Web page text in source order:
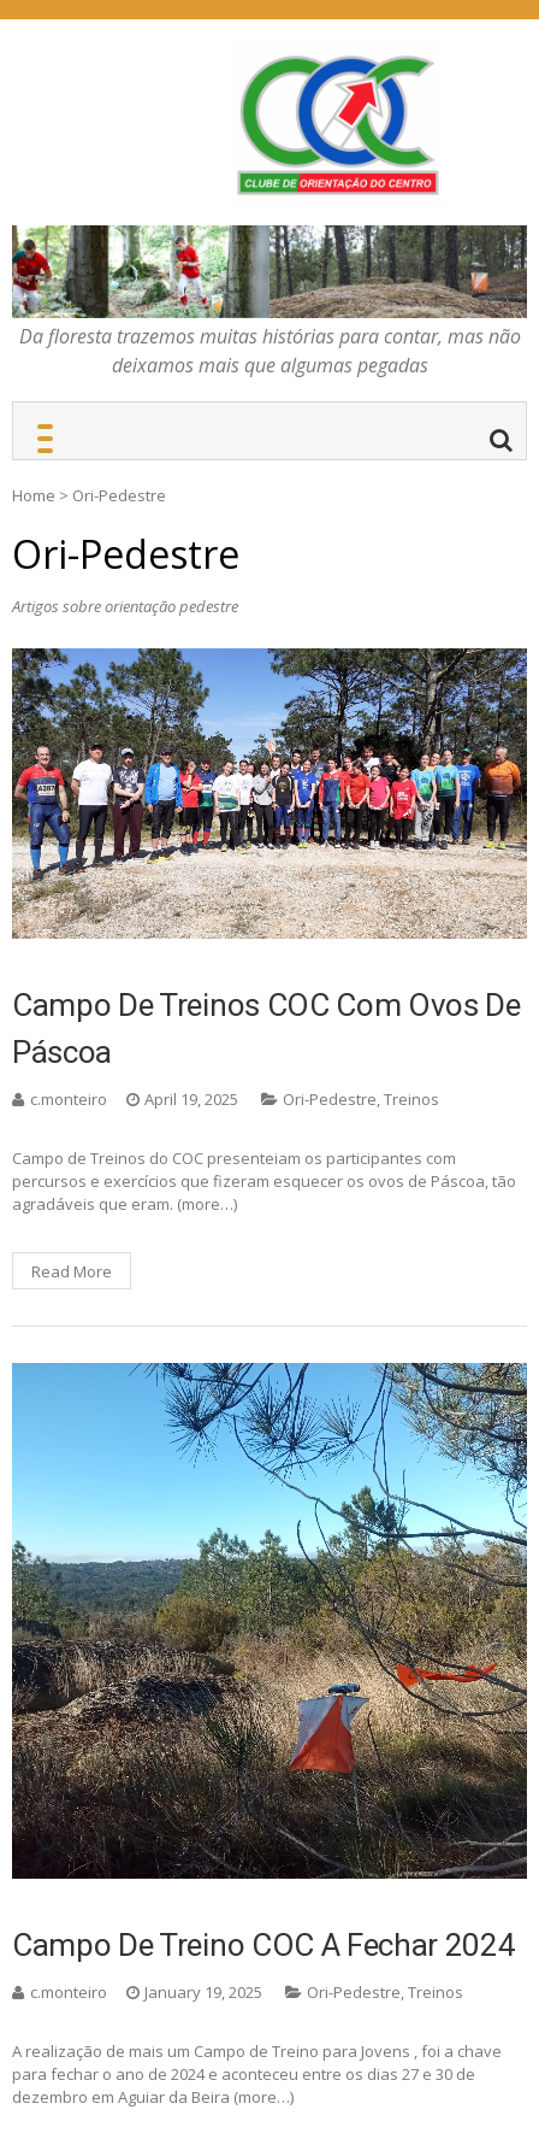
COC – CLUBE DE
ORIENTAÇÃO DO
CENTRO
Da floresta trazemos
muitas histórias para
contar, mas não deixamos
mais que algumas
pegadas
Da floresta trazemos muitas histórias para contar, mas não
deixamos mais que algumas pegadas
Home > Ori-Pedestre
Ori-Pedestre
Artigos sobre orientação pedestre
Campo De Treinos COC Com Ovos De
Páscoa
c.monteiro April 19, 2025 Ori-Pedestre,Treinos
Campo de Treinos do COC presenteiam os participantes com
percursos e exercícios que fizeram esquecer os ovos de Páscoa, tão
agradáveis que eram. (more…)
Read More
Campo De Treino COC A Fechar 2024
c.monteiro January 19, 2025 Ori-Pedestre,Treinos
A realização de mais um Campo de Treino para Jovens , foi a chave
para fechar o ano de 2024 e aconteceu entre os dias 27 e 30 de
dezembro em Aguiar da Beira (more…)